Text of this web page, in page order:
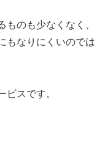
ものも少なくなく、
もなりにくいのでは
ビスです。